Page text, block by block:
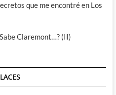
que me encontré en Los
Claremont…? (II)